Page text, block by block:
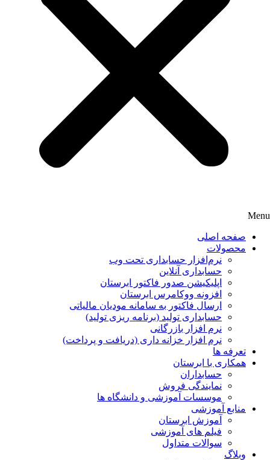
Menu
صفحه اصلی
محصولات
نرم‌افزار حسابداری تحت وب
حسابداری آنلاین
اپلیکیشن صدور فاکتور ابرستان
افزونه ووکامرس ابرستان
ارسال فاکتور به سامانه مودیان مالیاتی
حسابداری تولید (برنامه ریزی تولید)
نرم افزار بازرگانی
نرم افزار خزانه داری (دریافت و پرداخت)
تعرفه ها
همکاری با ابرستان
حسابداران
نمایندگی فروش
موسسات آموزشی و دانشگاه ها
منابع آموزشی
آموزش ابرستان
فیلم های آموزشی
سوالات متداول
وبلاگ